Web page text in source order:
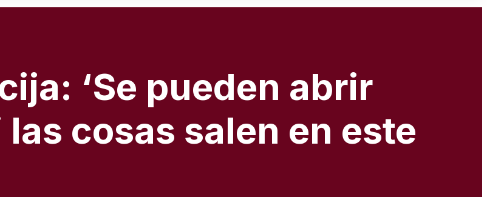
‘Se pueden abrir
cosas salen en este